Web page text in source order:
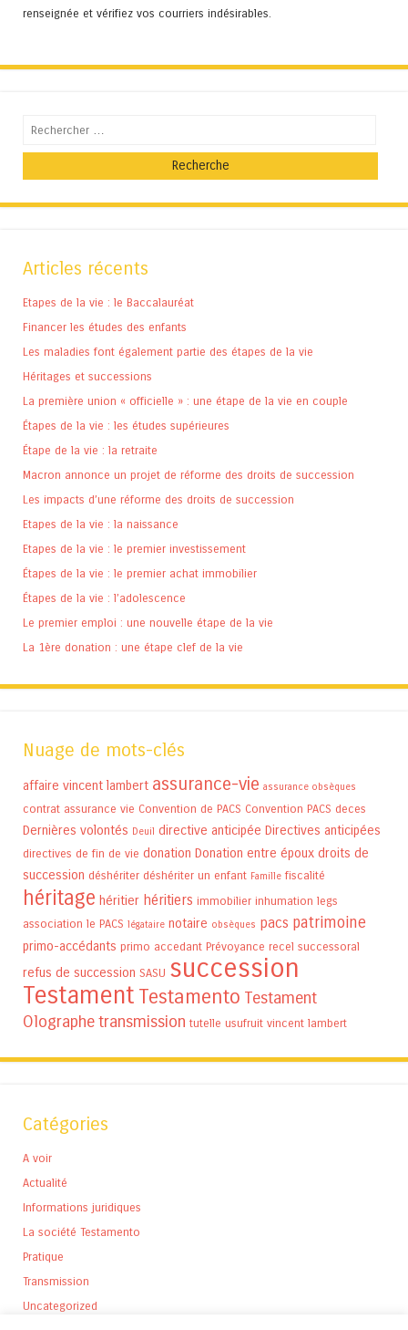
renseignée et vérifiez vos courriers indésirables.
Recherche
Articles récents
Etapes de la vie : le Baccalauréat
Financer les études des enfants
Les maladies font également partie des étapes de la vie
Héritages et successions
La première union « officielle » : une étape de la vie en couple
Étapes de la vie : les études supérieures
Étape de la vie : la retraite
Macron annonce un projet de réforme des droits de succession
Les impacts d’une réforme des droits de succession
Etapes de la vie : la naissance
Etapes de la vie : le premier investissement
Étapes de la vie : le premier achat immobilier
Étapes de la vie : l’adolescence
Le premier emploi : une nouvelle étape de la vie
La 1ère donation : une étape clef de la vie
Nuage de mots-clés
affaire vincent lambert assurance-vie assurance obsèques
contrat assurance vie Convention de PACS Convention PACS deces
Dernières volontés Deuil directive anticipée Directives anticipées
directives de fin de vie donation Donation entre époux droits de
succession déshériter déshériter un enfant Famille fiscalité
héritage héritier héritiers immobilier inhumation legs
association le PACS légataire notaire obsèques pacs patrimoine
primo-accédants primo accedant Prévoyance recel successoral
refus de succession SASU succession
Testament Testamento Testament
Olographetransmission tutelle usufruit vincent lambert
Catégories
A voir
Actualité
Informations juridiques
La société Testamento
Pratique
Transmission
Uncategorized